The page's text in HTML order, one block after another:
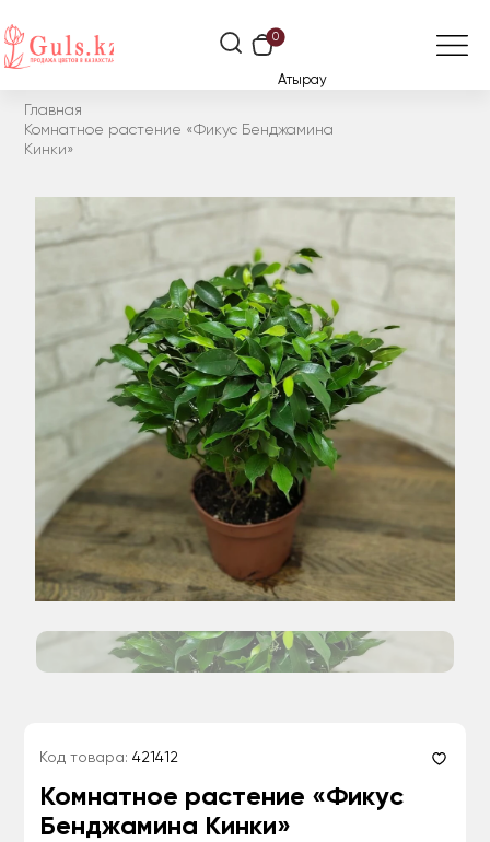
0
Атырау
Главная
Комнатное растение «Фикус Бенджамина
Кинки»
Код товара: 421412
Комнатное растение «Фикус
Бенджамина Кинки»